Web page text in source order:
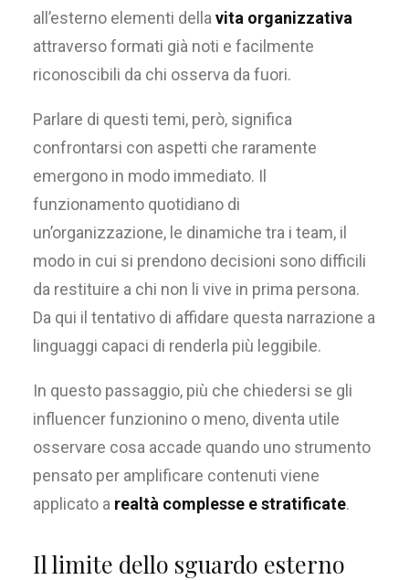
all’esterno elementi della vita organizzativa
attraverso formati già noti e facilmente
riconoscibili da chi osserva da fuori.
Parlare di questi temi, però, significa
confrontarsi con aspetti che raramente
emergono in modo immediato. Il
funzionamento quotidiano di
un’organizzazione, le dinamiche tra i team, il
modo in cui si prendono decisioni sono difficili
da restituire a chi non li vive in prima persona.
Da qui il tentativo di affidare questa narrazione a
linguaggi capaci di renderla più leggibile.
In questo passaggio, più che chiedersi se gli
influencer funzionino o meno, diventa utile
osservare cosa accade quando uno strumento
pensato per amplificare contenuti viene
applicato a realtà complesse e stratificate.
Il limite dello sguardo esterno